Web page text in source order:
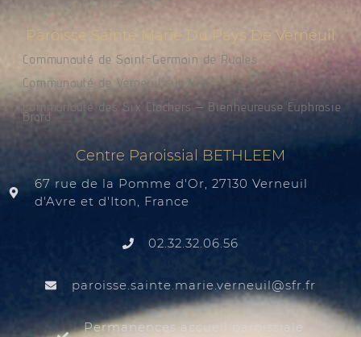
Paroisse Sainte Marie Du Pays De Verneuil
Communauté de Saint-Germain de Rugles
Communauté de Verneuil sur Avre
Communauté des Six Clochers – Bienheureuse Euphrasie
Brard
Centre Paroissial BETHLEEM
67 rue de la Pomme d'Or, 27130 Verneuil
d'Avre et d'Iton, France
02.32.32.06.56
rf.rfs
@liuenrev.eiram.etnias.essiorap
Permanences accueil paroissiale